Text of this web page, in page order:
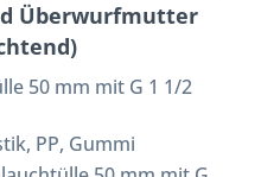
Überwurfmutter
50 mm mit G 1 1/2
PP, Gummi